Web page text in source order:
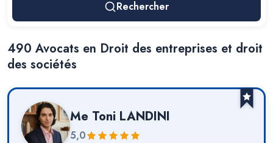
Rechercher
490 Avocats en Droit des entreprises et droit
des sociétés
Me Toni LANDINI
5,0